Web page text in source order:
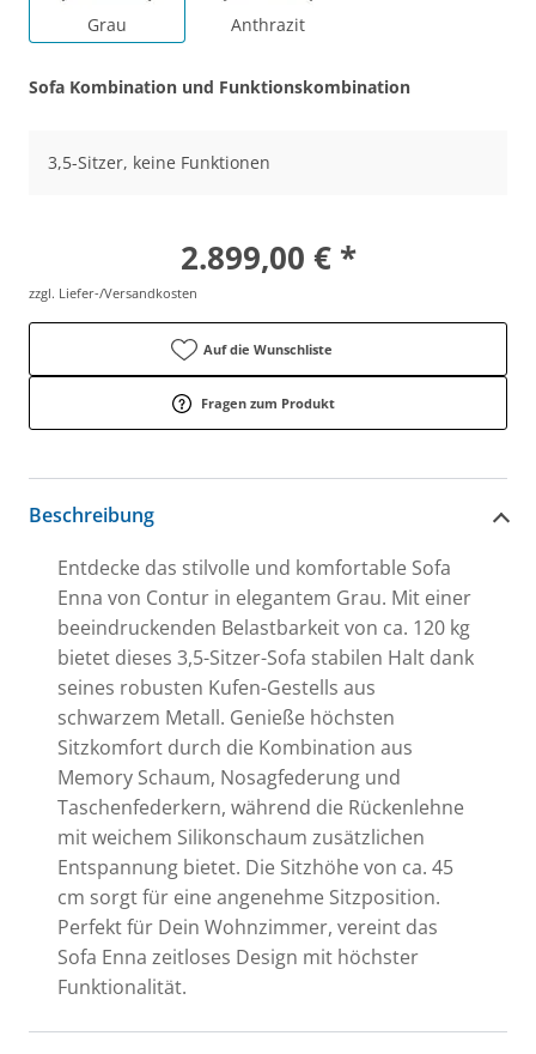
Grau Anthrazit
Sofa Kombination und Funktionskombination
3,5-Sitzer, keine Funktionen
2.899,00 € *
zzgl. Liefer-/Versandkosten
Auf die Wunschliste
Fragen zum Produkt
Beschreibung
Entdecke das stilvolle und komfortable Sofa
Enna von Contur in elegantem Grau. Mit einer
beeindruckenden Belastbarkeit von ca. 120 kg
bietet dieses 3,5-Sitzer-Sofa stabilen Halt dank
seines robusten Kufen-Gestells aus
schwarzem Metall. Genieße höchsten
Sitzkomfort durch die Kombination aus
Memory Schaum, Nosagfederung und
Taschenfederkern, während die Rückenlehne
mit weichem Silikonschaum zusätzlichen
Entspannung bietet. Die Sitzhöhe von ca. 45
cm sorgt für eine angenehme Sitzposition.
Perfekt für Dein Wohnzimmer, vereint das
Sofa Enna zeitloses Design mit höchster
Funktionalität.